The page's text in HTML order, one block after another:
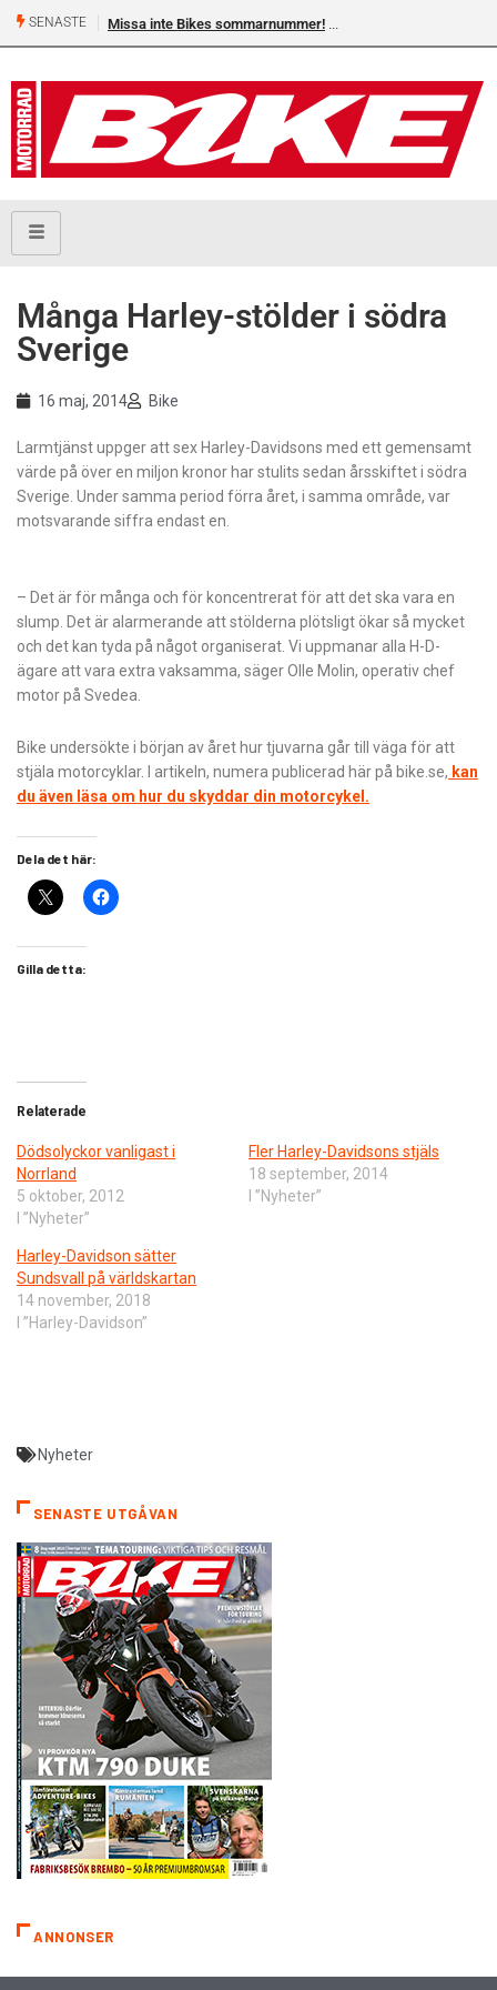
SENASTE Missa inte Bikes sommarnummer!
Många Harley-stölder i södra
Sverige
16 maj, 2014 Bike
Larmtjänst uppger att sex Harley-Davidsons med ett gemensamt
värde på över en miljon kronor har stulits sedan årsskiftet i södra
Sverige. Under samma period förra året, i samma område, var
motsvarande siffra endast en.
– Det är för många och för koncentrerat för att det ska vara en
slump. Det är alarmerande att stölderna plötsligt ökar så mycket
och det kan tyda på något organiserat. Vi uppmanar alla H-D-
ägare att vara extra vaksamma, säger Olle Molin, operativ chef
motor på Svedea.
Bike undersökte i början av året hur tjuvarna går till väga för att
stjäla motorcyklar. I artikeln, numera publicerad här på bike.se, kan
du även läsa om hur du skyddar din motorcykel.
Dela det här:
Gilla detta:
Relaterade
Dödsolyckor vanligast i
Norrland
5 oktober, 2012
I ”Nyheter”
Fler Harley-Davidsons stjäls
18 september, 2014
I ”Nyheter”
Harley-Davidson sätter
Sundsvall på världskartan
14 november, 2018
I ”Harley-Davidson”
Nyheter
SENASTE UTGÅVAN
ANNONSER